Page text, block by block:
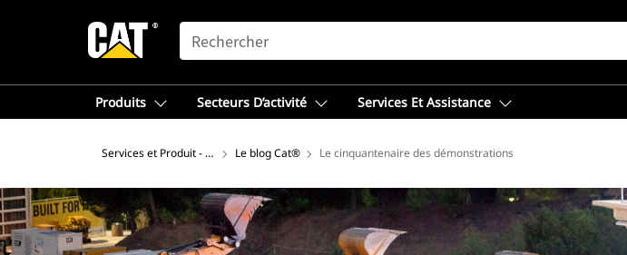
SEARCH
Produits Secteurs D’activité Services Et Assistance
Services et Produit - Afrique du Nord
Le blog Cat® Le cinquantenaire des démonstrations